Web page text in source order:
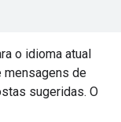
o idioma atual
mensagens de
sugeridas. O